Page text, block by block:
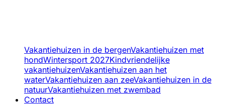
Vakantiehuizen in de bergenVakantiehuizen met
hondWintersport 2027Kindvriendelijke
vakantiehuizenVakantiehuizen aan het
waterVakantiehuizen aan zeeVakantiehuizen in de
natuurVakantiehuizen met zwembad
Contact